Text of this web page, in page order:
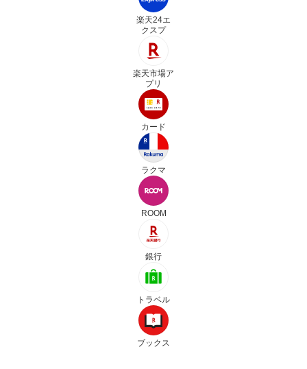
楽天24エ
クスプ
楽天市場ア
プリ
カード
ラクマ
ROOM
銀行
トラベル
ブックス